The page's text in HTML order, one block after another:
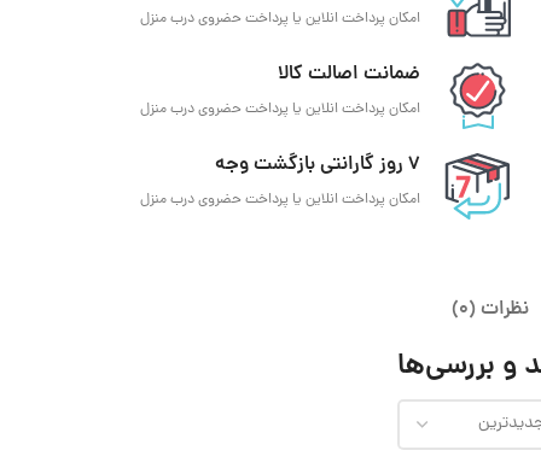
امکان پرداخت انلاین یا پرداخت حضروی درب منزل
ضمانت اصالت کالا
امکان پرداخت انلاین یا پرداخت حضروی درب منزل
7 روز گارانتی بازگشت وجه
امکان پرداخت انلاین یا پرداخت حضروی درب منزل
نظرات (0)
و بررسی‌ها